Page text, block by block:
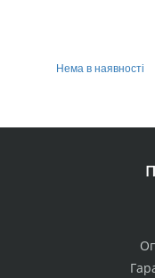
Нема в наявності